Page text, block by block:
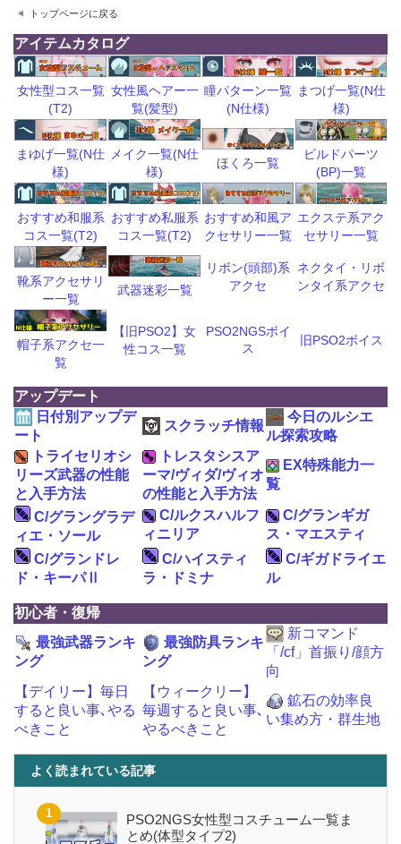
トップページに戻る
アイテムカタログ
女性型コス一覧
(T2)
女性風ヘアー一
覧(髪型)
瞳パターン一覧
(N仕様)
まつげ一覧(N仕
様)
まゆげ一覧(N仕
様)
メイク一覧(N仕
様)
ほくろ一覧
ビルドパーツ
(BP)一覧
おすすめ和服系
コス一覧(T2)
おすすめ私服系
コス一覧(T2)
おすすめ和風ア
クセサリー一覧
エクステ系アク
セサリー一覧
靴系アクセサリ
ー一覧
武器迷彩一覧
リボン(頭部)系
アクセ
ネクタイ・リボ
ンタイ系アクセ
帽子系アクセ一
覧
【旧PSO2】女
性コス一覧
PSO2NGSボイ
ス
旧PSO2ボイス
アップデート
日付別アップデ
ート
スクラッチ情報
今日のルシエ
ル探索攻略
トライセリオシ
リーズ武器の性能
と入手方法
トレスタシスア
ーマ/ヴィダ/ヴィオ
の性能と入手方法
EX特殊能力一
覧
C/グラングラデ
ィエ・ソール
C/ルクスハルフ
ィニリア
C/グランギガ
ス・マエスティ
C/グランドレ
ド・キーパⅡ
C/ハイスティ
ラ・ドミナ
C/ギガドライエ
ル
初心者・復帰
最強武器ランキ
ング
最強防具ランキ
ング
新コマンド
「/cf」首振り/顔方
向
【デイリー】毎日
すると良い事､やる
べきこと
【ウィークリー】
毎週すると良い事､
やるべきこと
鉱石の効率良
い集め方・群生地
よく読まれている記事
PSO2NGS女性型コスチューム一覧ま
とめ(体型タイプ2)